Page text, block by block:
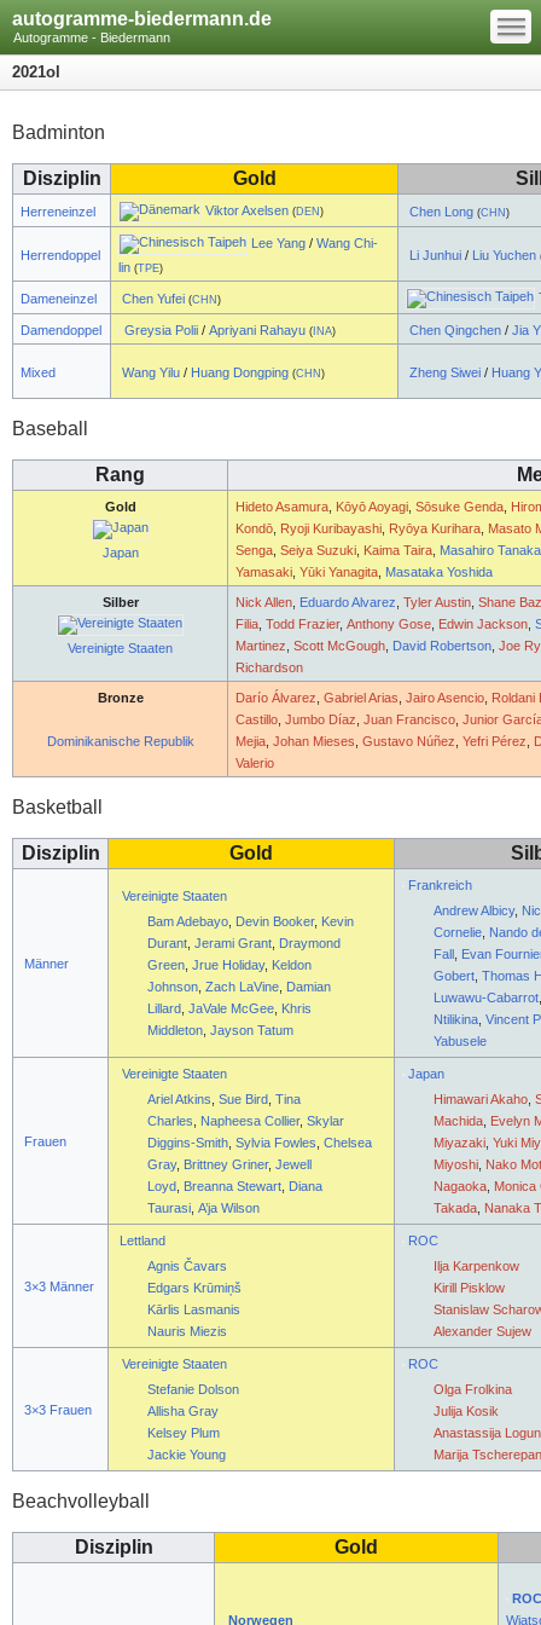
autogramme-biedermann.de
Autogramme - Biedermann
—
—
—
2021ol
Badminton
Disziplin Gold
Herreneinzel Viktor Axelsen (DEN) Chen Long (CHN)
Herrendoppel
Lee Yang /Wang Chi-
lin (TPE)
Li Junhui / Liu Yuchen
Dameneinzel Chen Yufei (CHN)
Damendoppel Greysia Polii /Apriyani Rahayu ( INA) Chen Qingchen /Jia
Mixed Wang Yilu / Huang Dongping (CHN) Zheng Siwei / Huang
Baseball
Rang
Gold
Japan
Hideto Asamura Kōyō Aoyagi ,Sōsuke Genda
Kondō Ryoji Kuribayashi Ryōya Kurihara Masato
Senga ,Seiya Suzuki Kaima Taira Masahiro Tanaka
Yamasaki ,Yūki Yanagita Masataka Yoshida
Silber
Vereinigte Staaten
Nick Allen Eduardo Alvarez ,Tyler Austin ,Shane
Filia ,Todd Frazier,Anthony Gose Edwin Jackson ,
Martinez ,Scott McGough David Robertson ,Joe
Richardson
Bronze
Dominikanische Republik
Darío Álvarez ,Gabriel Arias ,Jairo Asencio Roldani
Castillo ,Jumbo Díaz ,Juan Francisco ,Junior
Mejia ,Johan Mieses ,Gustavo Núñez ,Yefri Pérez
Valerio
Basketball
Disziplin Gold
Männer
Vereinigte Staaten
Bam Adebayo, Devin Booker, Kevin
Durant, Jerami Grant, Draymond
Green, Jrue Holiday, Keldon
Johnson, Zach LaVine, Damian
Lillard, JaVale McGee, Khris
Middleton, Jayson Tatum
Frankreich
Andrew Albicy,
Cornelie, Nando
Fall, Evan
Gobert, Thomas
Luwawu-Cabarrot
Ntilikina, Vincent
Yabusele
Frauen
Vereinigte Staaten
Ariel Atkins Sue Bird, Tina
Charles
Napheesa Collier, Skylar
Diggins-Smith, Sylvia Fowles Chelsea
Gray, Brittney Griner, Jewell
Loyd, Breanna Stewart, Diana
Taurasi, A’ja Wilson
Japan
Himawari Akaho,
Machida, Evelyn
Miyazaki, Yuki
Miyoshi, Nako
Nagaoka, Monica
Takada, Nanaka
3×3 Männer
Lettland
Agnis Čavars
Edgars Krūmiņš
Kārlis Lasmanis
Nauris Miezis
ROC
Ilja Karpenkow
Kirill Pisklow
Stanislaw
Alexander Sujew
3×3 Frauen
Vereinigte Staaten
Stefanie Dolson
Allisha Gray
Kelsey Plum
Jackie Young
ROC
Olga Frolkina
Julija Kosik
Anastassija
Marija
Beachvolleyball
Disziplin Gold
Norwegen